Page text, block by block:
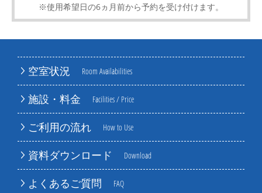
空室状況 Room Availabilities
施設・料金 Facilities / Price
ご利用の流れ How to Use
資料ダウンロード Download
よくあるご質問 FAQ
※使用希望日の6ヵ月前から予約を受け付けます。